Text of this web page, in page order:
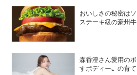
おいしさの秘密は
ステーキ級の豪州
森香澄さん愛用の
すボディー〟の育